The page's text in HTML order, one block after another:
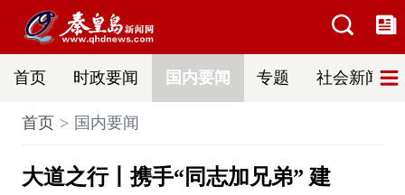
首页 时政要闻 国内要闻 专题 社会新闻
首页 国内要闻
大道之行丨携手“同志加兄弟” 建